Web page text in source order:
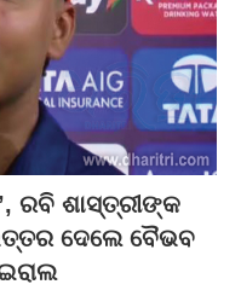
ରବି ଶାସ୍ତ୍ରୀଙ୍କ
ଦେଲେ ବୈଭବ